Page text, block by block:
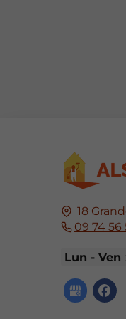
18
09 74 56
Lun - Ven